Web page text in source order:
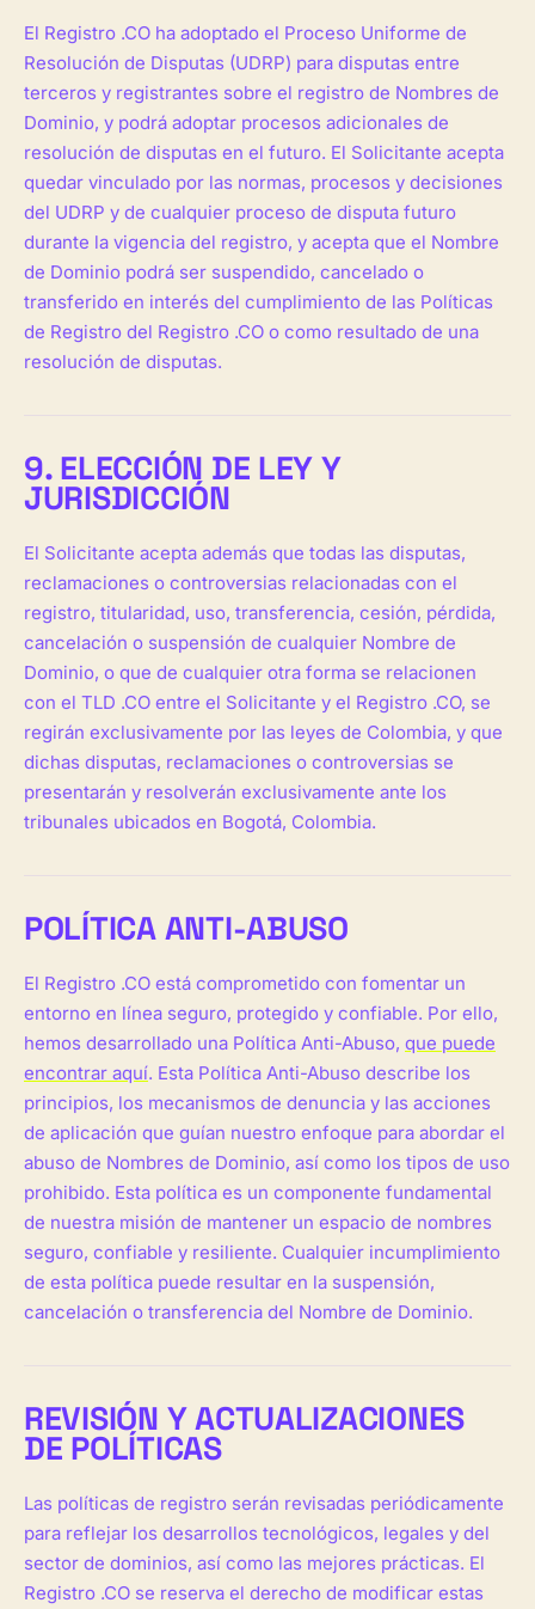
El Registro .CO ha adoptado el Proceso Uniforme de
Resolución de Disputas (UDRP) para disputas entre
terceros y registrantes sobre el registro de Nombres de
Dominio, y podrá adoptar procesos adicionales de
resolución de disputas en el futuro. El Solicitante acepta
quedar vinculado por las normas, procesos y decisiones
del UDRP y de cualquier proceso de disputa futuro
durante la vigencia del registro, y acepta que el Nombre
de Dominio podrá ser suspendido, cancelado o
transferido en interés del cumplimiento de las Políticas
de Registro del Registro .CO o como resultado de una
resolución de disputas.
9. ELECCIÓN DE LEY Y
JURISDICCIÓN
El Solicitante acepta además que todas las disputas,
reclamaciones o controversias relacionadas con el
registro, titularidad, uso, transferencia, cesión, pérdida,
cancelación o suspensión de cualquier Nombre de
Dominio, o que de cualquier otra forma se relacionen
con el TLD .CO entre el Solicitante y el Registro .CO, se
regirán exclusivamente por las leyes de Colombia, y que
dichas disputas, reclamaciones o controversias se
presentarán y resolverán exclusivamente ante los
tribunales ubicados en Bogotá, Colombia.
POLÍTICA ANTI-ABUSO
El Registro .CO está comprometido con fomentar un
entorno en línea seguro, protegido y confiable. Por ello,
hemos desarrollado una Política Anti-Abuso, que puede
encontrar aquí. Esta Política Anti-Abuso describe los
principios, los mecanismos de denuncia y las acciones
de aplicación que guían nuestro enfoque para abordar el
abuso de Nombres de Dominio, así como los tipos de uso
prohibido. Esta política es un componente fundamental
de nuestra misión de mantener un espacio de nombres
seguro, confiable y resiliente. Cualquier incumplimiento
de esta política puede resultar en la suspensión,
cancelación o transferencia del Nombre de Dominio.
REVISIÓN Y ACTUALIZACIONES
DE POLÍTICAS
Las políticas de registro serán revisadas periódicamente
para reflejar los desarrollos tecnológicos, legales y del
sector de dominios, así como las mejores prácticas. El
Registro .CO se reserva el derecho de modificar estas